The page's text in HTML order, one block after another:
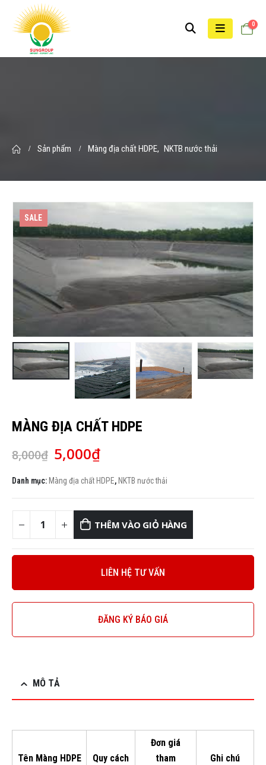
0
Sản phẩm Màng địa chất HDPE, NKTB nước thải
SALE
MÀNG ĐỊA CHẤT HDPE
8,000₫ Giá
gốc
là:
8,000₫.
5,000₫Giá
tại
là:
5,000₫.
Danh mục: Màng địa chất HDPE, NKTB nước thải
THÊM VÀO GIỎ HÀNG
LIÊN HỆ TƯ VẤN
ĐĂNG KÝ BÁO GIÁ
MÔ TẢ
Tên Màng HDPE Quy cách
Đơn giá
tham
Ghi chú